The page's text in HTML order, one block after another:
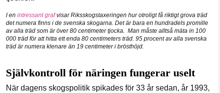
I en intressant grafvisar Riksskogstaxeringen hur otroligt få riktigt grova träd
det numera finns i de svenska skogarna. Det är bara en hundradels promille
av alla träd som är över 80 centimeter tjocka. Man måste alltså mäta in 100
000 träd för att hitta ett enda 80 centimeters träd. 95 procent av alla svenska
träd är numera klenare än 19 centimeter i brösthöjd.
Självkontroll för näringen fungerar uselt
När dagens skogspolitik spikades för 33 år sedan, år 1993,